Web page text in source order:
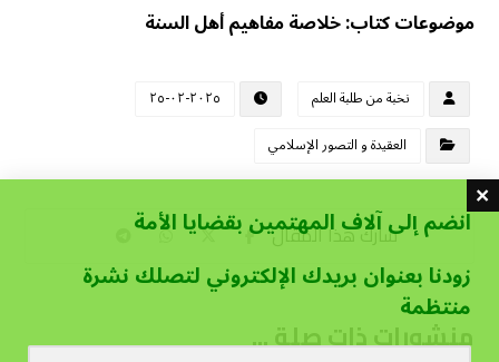
موضوعات كتاب: خلاصة مفاهيم أهل السنة
نخبة من طلبة العلم
٢٠٢٥-٠٢-٢٥
العقيدة و التصور الإسلامي
منشورات ذات صلة ...
انضم إلى آلاف المهتمين بقضايا الأمة
زودنا بعنوان بريدك الإلكتروني لتصلك نشرة
منتظمة